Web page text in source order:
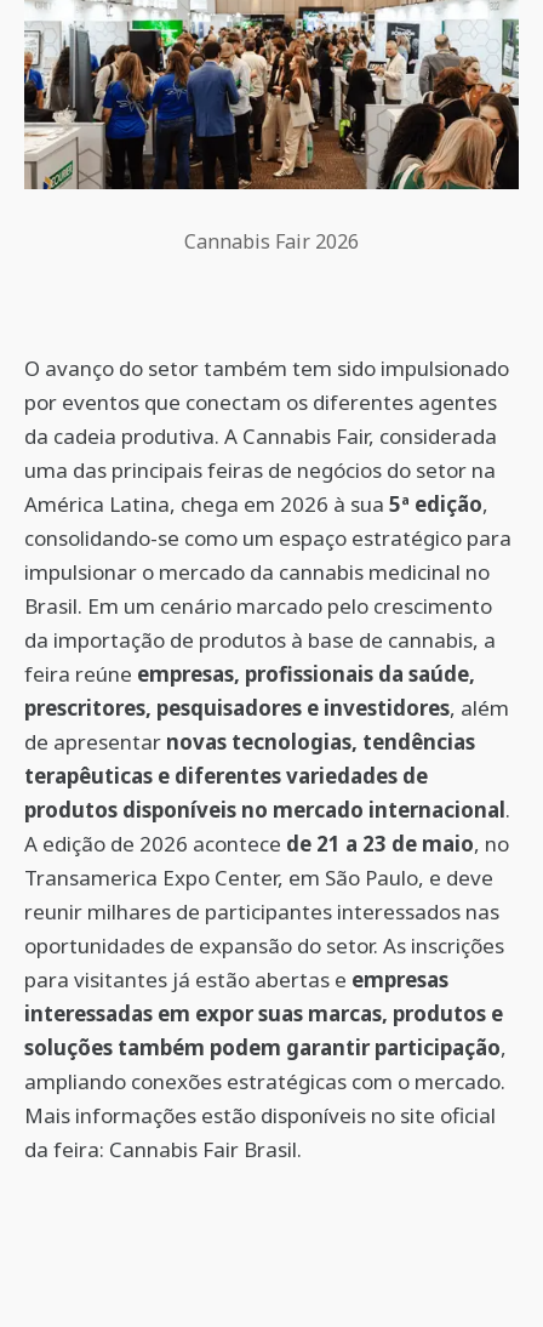
Cannabis Fair 2026
O avanço do setor também tem sido impulsionado
por eventos que conectam os diferentes agentes
da cadeia produtiva. A Cannabis Fair, considerada
uma das principais feiras de negócios do setor na
América Latina, chega em 2026 à sua 5ª edição,
consolidando-se como um espaço estratégico para
impulsionar o mercado da cannabis medicinal no
Brasil. Em um cenário marcado pelo crescimento
da importação de produtos à base de cannabis, a
feira reúne empresas, profissionais da saúde,
prescritores, pesquisadores e investidores, além
de apresentar novas tecnologias, tendências
terapêuticas e diferentes variedades de
produtos disponíveis no mercado internacional.
A edição de 2026 acontece de 21 a 23 de maio, no
Transamerica Expo Center, em São Paulo, e deve
reunir milhares de participantes interessados nas
oportunidades de expansão do setor. As inscrições
para visitantes já estão abertas e empresas
interessadas em expor suas marcas, produtos e
soluções também podem garantir participação,
ampliando conexões estratégicas com o mercado.
Mais informações estão disponíveis no site oficial
da feira: Cannabis Fair Brasil.